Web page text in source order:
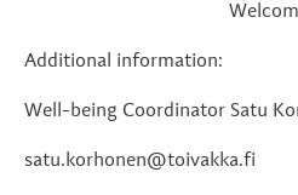
Additional information:
Well-being Coordinator Satu
satu.korhonen@toivakka.fi